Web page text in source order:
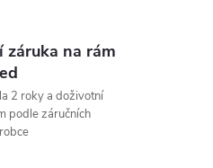
záruka na rám
2 roky a doživotní
podle záručních